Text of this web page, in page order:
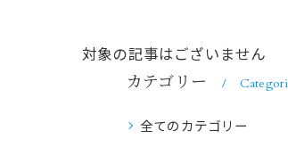
対象の記事はございません
カテゴリー
全てのカテゴリー